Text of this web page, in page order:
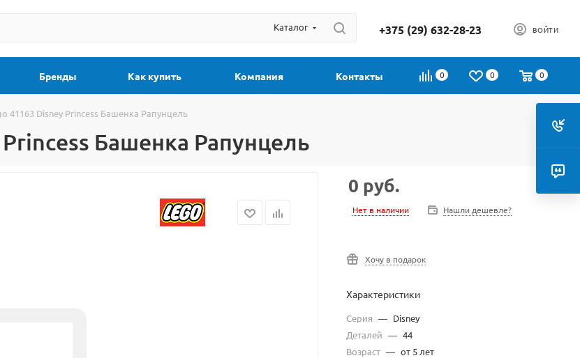
Каталог +375 (29) 632-28-23 ВОЙТИ
0 0 0
Бренды Как купить Компания Контакты
41163 Disney Princess Башенка Рапунцель
Башенка Рапунцель
0 руб.
Нет в наличии Нашли дешевле?
Хочу в подарок
Характеристики
Серия — Disney
Деталей — 44
Возраст — от 5 лет